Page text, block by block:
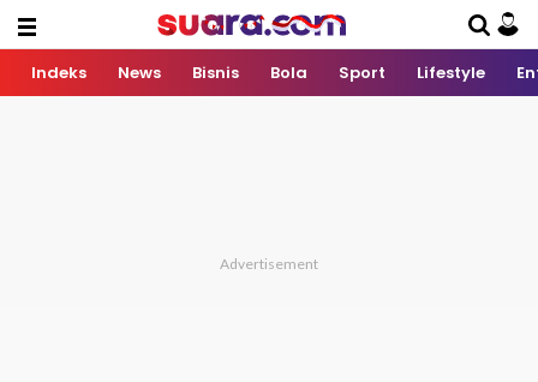
Indeks News Bisnis Bola Sport Lifestyle